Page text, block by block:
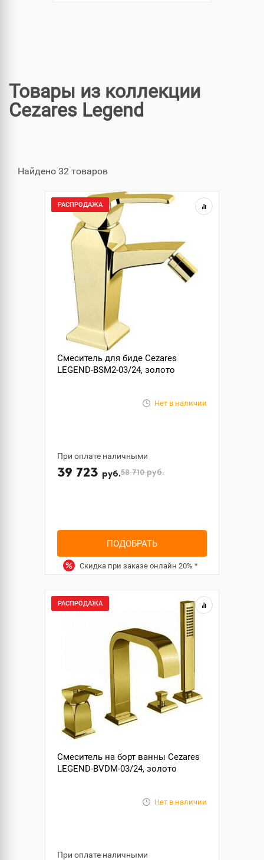
Товары из коллекции
Cezares Legend
Найдено 32 товаров
РАСПРОДАЖА
Смеситель для биде Cezares
LEGEND-BSM2-03/24, золото
Нет в наличии
При оплате наличными
39 723 руб.58 710руб.
ПОДОБРАТЬ
Скидка при заказе онлайн 20% *
РАСПРОДАЖА
Смеситель на борт ванны Cezares
LEGEND-BVDM-03/24, золото
Нет в наличии
При оплате наличными